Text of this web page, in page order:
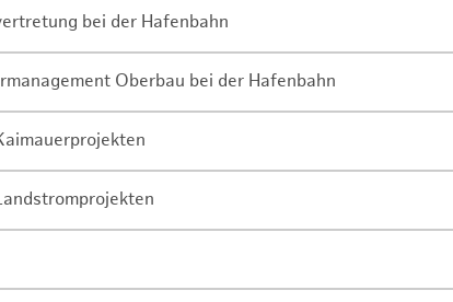
bei der Hafenbahn
Oberbau bei der Hafenbahn